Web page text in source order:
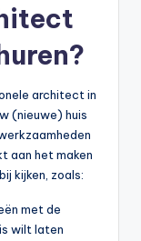
architect in
(nieuwe) huis
aan het maken
kijken, zoals:
met de
wilt laten